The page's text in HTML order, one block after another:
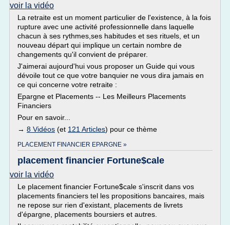
voir la vidéo
La retraite est un moment particulier de l'existence, à la fois
rupture avec une activité professionnelle dans laquelle
chacun à ses rythmes,ses habitudes et ses rituels, et un
nouveau départ qui implique un certain nombre de
changements qu'il convient de préparer.
J'aimerai aujourd'hui vous proposer un Guide qui vous
dévoile tout ce que votre banquier ne vous dira jamais en
ce qui concerne votre retraite :
Epargne et Placements -- Les Meilleurs Placements
Financiers
Pour en savoir...
→ 8 Vidéos (et 121 Articles) pour ce thème
PLACEMENT FINANCIER EPARGNE »
placement financier Fortune$cale
voir la vidéo
Le placement financier Fortune$cale s'inscrit dans vos
placements financiers tel les propositions bancaires, mais
ne repose sur rien d'existant, placements de livrets
d'épargne, placements boursiers et autres.